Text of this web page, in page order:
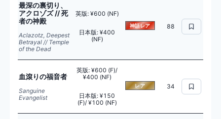
最深の裏切り、
アクロゾズ // 死
者の神殿
Aclazotz, Deepest
Betrayal // Temple
of the Dead
英版: ¥600 (NF)
日本版: ¥400
(NF)
神話レア 88
血滾りの福音者
Sanguine
Evangelist
英版: ¥600 (F)/
¥400 (NF)
日本版: ¥150
(F)/ ¥100 (NF)
レア 34